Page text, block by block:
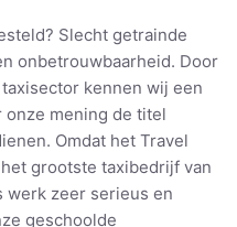
Slecht getrainde
onbetrouwbaarheid. Door
kennen wij een
onze mening de titel
Omdat het Travel
grootste taxibedrijf van
werk zeer serieus en
geschoolde